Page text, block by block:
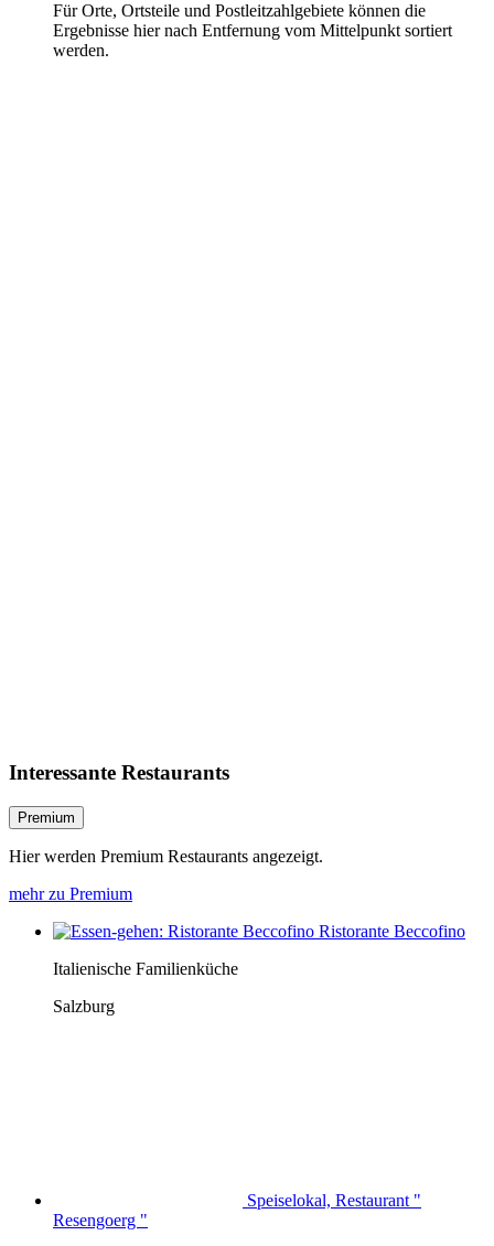
Für Orte, Ortsteile und Postleitzahlgebiete können die
Ergebnisse hier nach Entfernung vom Mittelpunkt sortiert
werden.
Interessante Restaurants
Premium
Hier werden Premium Restaurants angezeigt.
mehr zu Premium
Ristorante Beccofino
Italienische Familienküche
Salzburg
Speiselokal, Restaurant "
Resengoerg "